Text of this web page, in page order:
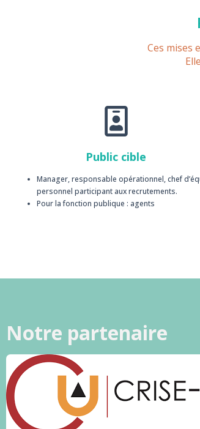
Ces mises
Public cible
Manager, responsable opérationnel, chef
personnel participant aux recrutements.
Pour la fonction publique : agents
Notre partenaire